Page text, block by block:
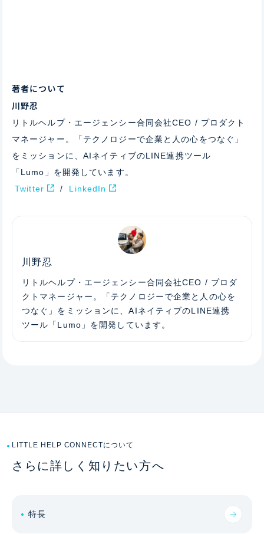
著者について
川野忍
リトルヘルプ・エージェンシー合同会社CEO / プロダクト
マネージャー。「テクノロジーで企業と人の心をつなぐ」
をミッションに、AIネイティブのLINE連携ツール
「Lumo」を開発しています。
Twitter
/ LinkedIn
川野忍
リトルヘルプ・エージェンシー合同会社CEO / プロダ
クトマネージャー。「テクノロジーで企業と人の心を
つなぐ」をミッションに、AIネイティブのLINE連携
ツール「Lumo」を開発しています。
LITTLE HELP CONNECTについて
さらに詳しく知りたい方へ
特長